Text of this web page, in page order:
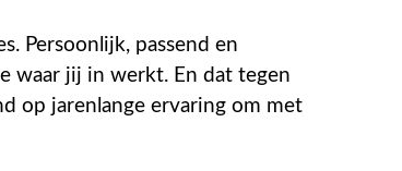
Persoonlijk, passend en
waar jij in werkt. En dat tegen
op jarenlange ervaring om met